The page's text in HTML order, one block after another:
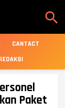

CANTACT
Paket